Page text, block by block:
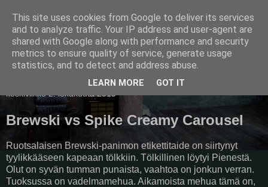
Pullollinen
keskiviikko 2. lokakuuta 2019
Brewski vs Spike Creamy Carousel
Ruotsalaisen Brewski-panimon etikettitaide on siirtynyt
tyylikkääseen kapeaan tölkkiin. Tölkillinen löytyi Pienestä.
Olut on syvän tumman punaista, vaahtoa on jonkun verran.
Tuoksussa on vadelmamehua. Aikamoista mehua tämä on,
This site uses cookies from Google to deliver its services
and to analyze traffic. Your IP address and user-agent are
shared with Google along with performance and security
metrics to ensure quality of service, generate usage
statistics, and to detect and address abuse.
LEARN MORE GOT IT